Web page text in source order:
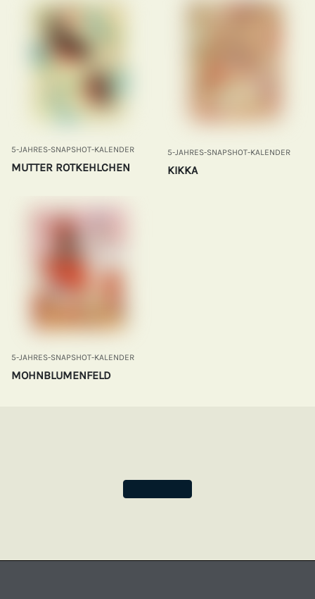
5-JAHRES-SNAPSHOT-KALENDER
MUTTER ROTKEHLCHEN
5-JAHRES-SNAPSHOT-KALENDER
KIKKA
5-JAHRES-SNAPSHOT-KALENDER
MOHNBLUMENFELD